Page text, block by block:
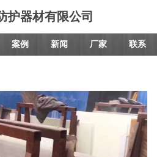
护器材有限公司
案例 新闻 厂家 联系